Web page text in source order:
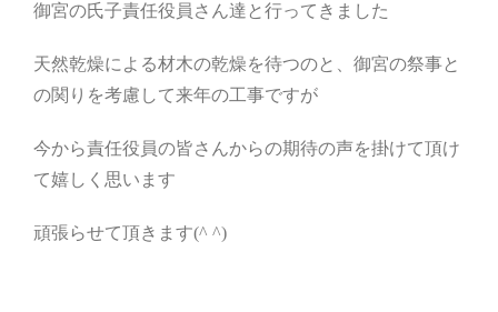
御宮の氏子責任役員さん達と行ってきました
天然乾燥による材木の乾燥を待つのと、御宮の祭事と
の関りを考慮して来年の工事ですが
今から責任役員の皆さんからの期待の声を掛けて頂け
て嬉しく思います
頑張らせて頂きます(^ ^)